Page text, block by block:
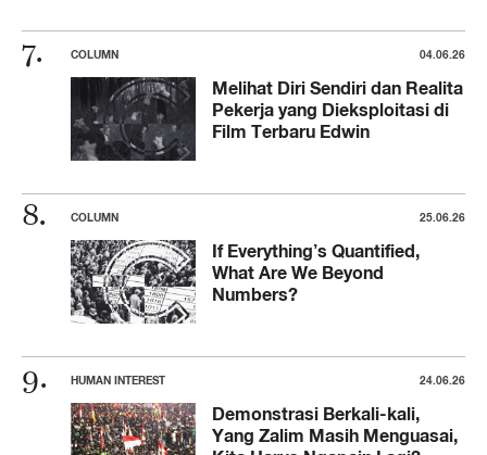
COLUMN 04.06.26
Melihat Diri Sendiri dan Realita
Pekerja yang Dieksploitasi di
Film Terbaru Edwin
COLUMN 25.06.26
If Everything’s Quantified,
What Are We Beyond
Numbers?
HUMAN INTEREST 24.06.26
Demonstrasi Berkali-kali,
Yang Zalim Masih Menguasai,